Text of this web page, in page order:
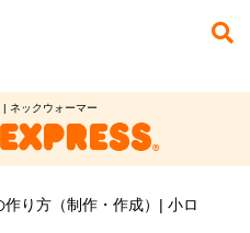
ネックウォーマー
り方（制作・作成）| 小ロ